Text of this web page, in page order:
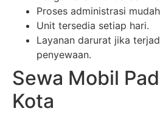
Proses administrasi
Unit tersedia setiap hari.
Layanan darurat jika
penyewaan.
Sewa Mobil
Kota